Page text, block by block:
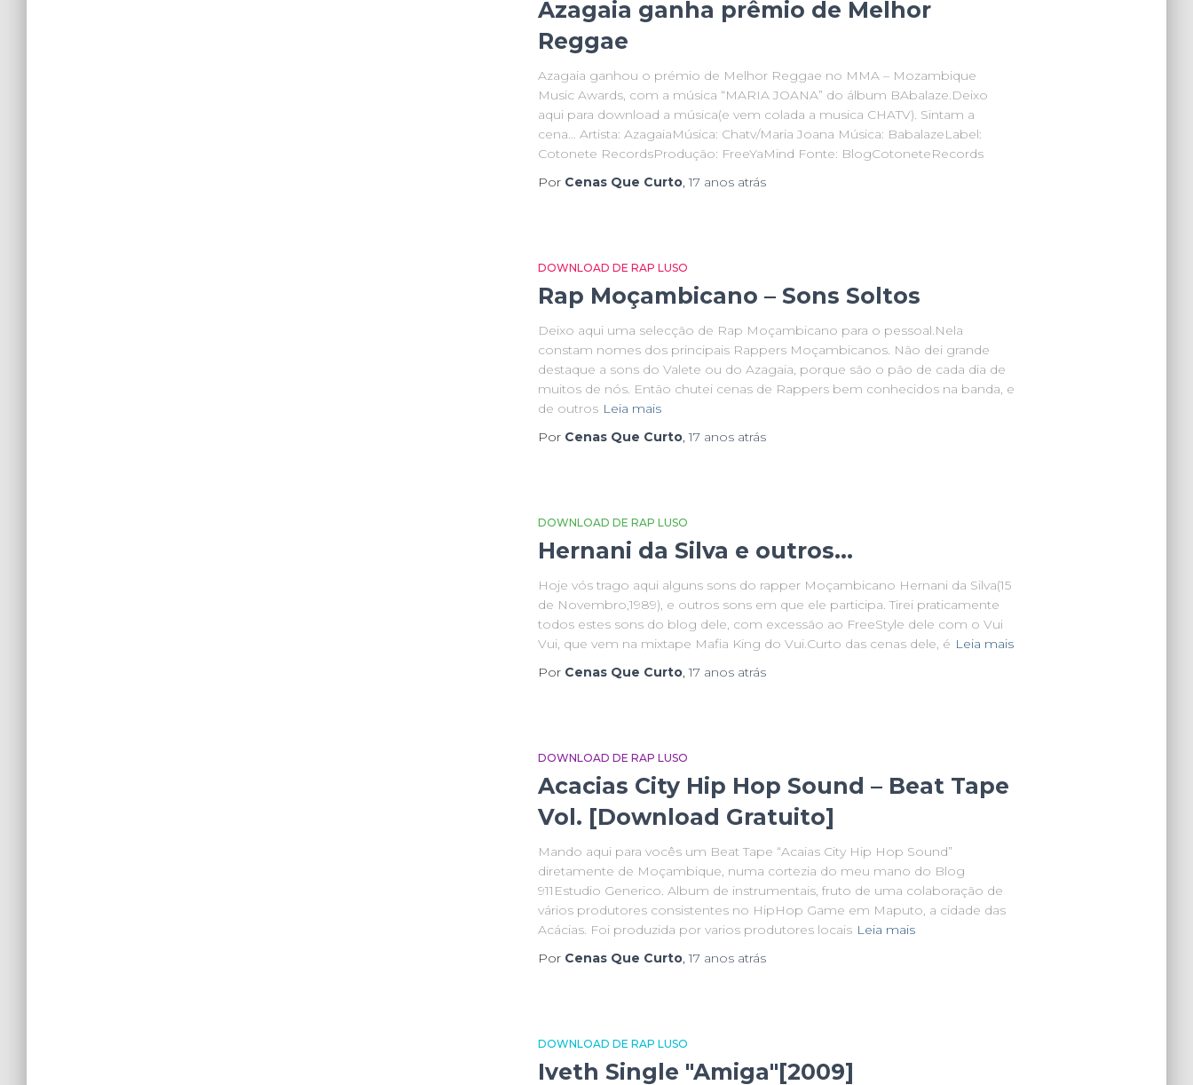
Azagaia ganha prêmio de Melhor
Reggae
Azagaia ganhou o prémio de Melhor Reggae no MMA – Mozambique
Music Awards, com a música “MARIA JOANA” do álbum BAbalaze.Deixo
aqui para download a música(e vem colada a musica CHATV). Sintam a
cena… Artista: AzagaiaMúsica: Chatv/Maria Joana Música: BabalazeLabel:
Cotonete RecordsProdução: FreeYaMind Fonte: BlogCotoneteRecords
Por Cenas Que Curto,17 anosatrás
DOWNLOAD DE RAP LUSO
Rap Moçambicano – Sons Soltos
Deixo aqui uma selecção de Rap Moçambicano para o pessoal.Nela
constam nomes dos principais Rappers Moçambicanos. Não dei grande
destaque a sons do Valete ou do Azagaia, porque são o pão de cada dia de
muitos de nós. Então chutei cenas de Rappers bem conhecidos na banda, e
de outros Leia mais
Por Cenas Que Curto,17 anosatrás
DOWNLOAD DE RAP LUSO
Hernani da Silva e outros…
Hoje vós trago aqui alguns sons do rapper Moçambicano Hernani da Silva(15
de Novembro,1989), e outros sons em que ele participa. Tirei praticamente
todos estes sons do blog dele, com excessão ao FreeStyle dele com o Vui
Vui, que vem na mixtape Mafia King do Vui.Curto das cenas dele, é Leia mais
Por Cenas Que Curto,17 anosatrás
DOWNLOAD DE RAP LUSO
Acacias City Hip Hop Sound – Beat Tape
Vol. [Download Gratuito]
Mando aqui para vocês um Beat Tape “Acaias City Hip Hop Sound”
diretamente de Moçambique, numa cortezia do meu mano do Blog
911Estudio Generico. Album de instrumentais, fruto de uma colaboração de
vários produtores consistentes no HipHop Game em Maputo, a cidade das
Acácias. Foi produzida por varios produtores locais Leia mais
Por Cenas Que Curto,17 anosatrás
DOWNLOAD DE RAP LUSO
Iveth Single "Amiga"[2009]